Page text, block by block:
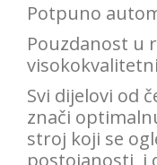
Potpuno
Pouzdanost
Svi dijelovi od
znači
stroj koji se
postojanosti i